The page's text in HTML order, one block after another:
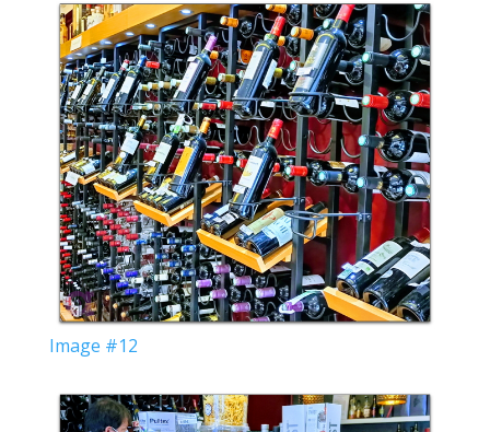
Image #12